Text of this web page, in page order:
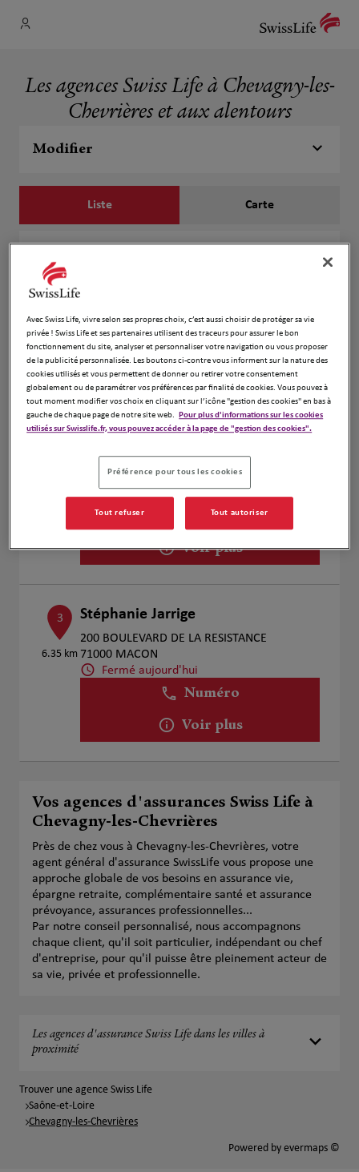
Les agences Swiss Life à Chevagny-les-
Chevrières et aux alentours
Modifier
Liste Carte
1
1.06 km
Fermé actuellement
Numéro
Voir plus
Jean Christophe Burnichon
200 boulevard de la résistance
71000 Macon
Fermé aujourd'hui
Numéro
Voir plus
3
6.35 km
Stéphanie Jarrige
200 BOULEVARD DE LA RESISTANCE
71000 MACON
Fermé aujourd'hui
Numéro
Voir plus
Vos agences d'assurances Swiss Life à
Chevagny-les-Chevrières
Près de chez vous à Chevagny-les-Chevrières, votre
agent général d'assurance SwissLife vous propose une
approche globale de vos besoins en assurance vie,
épargne retraite, complémentaire santé et assurance
prévoyance, assurances professionnelles...
Par notre conseil personnalisé, nous accompagnons
chaque client, qu'il soit particulier, indépendant ou chef
d'entreprise, pour qu'il puisse être pleinement acteur de
sa vie, privée et professionnelle.
Les agences d'assurance Swiss Life dans les villes à
proximité
Trouver une agence Swiss Life
Saône-et-Loire
Chevagny-les-Chevrières
Powered by evermaps ©
Avec Swiss Life, vivre selon ses propres choix, c’est aussi choisir de protéger sa vie
privée ! Swiss Life et ses partenaires utilisent des traceurs pour assurer le bon
fonctionnement du site, analyser et personnaliser votre navigation ou vous proposer
de la publicité personnalisée. Les boutons ci-contre vous informent sur la nature des
cookies utilisés et vous permettent de donner ou retirer votre consentement
globalement ou de paramétrer vos préférences par finalité de cookies. Vous pouvez à
tout moment modifier vos choix en cliquant sur l’icône "gestion des cookies" en bas à
gauche de chaque page de notre site web. Pour plus d'informations sur les cookies
utilisés sur Swisslife.fr, vous pouvez accéder à la page de "gestion des cookies".
Préférence pour tous les cookies
Tout refuser Tout autoriser